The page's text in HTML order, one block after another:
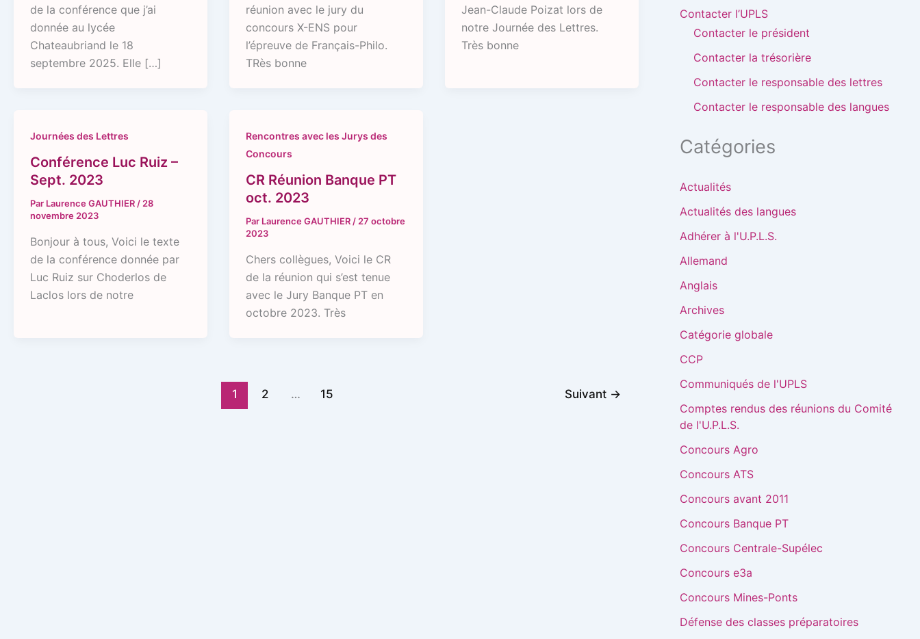
de la conférence que j’ai
donnée au lycée
Chateaubriand le 18
septembre 2025. Elle […]
réunion avec le jury du
concours X-ENS pour
l’épreuve de Français-Philo.
TRès bonne
Jean-Claude Poizat lors de
notre Journée des Lettres.
Très bonne
Journées des Lettres
Conférence Luc Ruiz –
Sept. 2023
Par Laurence GAUTHIER / 28
novembre 2023
Bonjour à tous, Voici le texte
de la conférence donnée par
Luc Ruiz sur Choderlos de
Laclos lors de notre
Rencontres avec les Jurys des
Concours
CR Réunion Banque PT
oct. 2023
Par Laurence GAUTHIER / 27 octobre
2023
Chers collègues, Voici le CR
de la réunion qui s’est tenue
avec le Jury Banque PT en
octobre 2023. Très
1 2 … 15 Suivant →
Contacter l’UPLS
Contacter le président
Contacter la trésorière
Contacter le responsable des lettres
Contacter le responsable des langues
Catégories
Actualités
Actualités des langues
Adhérer à l'U.P.L.S.
Allemand
Anglais
Archives
Catégorie globale
CCP
Communiqués de l'UPLS
Comptes rendus des réunions du Comité
de l'U.P.L.S.
Concours Agro
Concours ATS
Concours avant 2011
Concours Banque PT
Concours Centrale-Supélec
Concours e3a
Concours Mines-Ponts
Défense des classes préparatoires